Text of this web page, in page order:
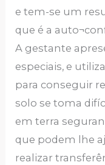
e tem-se um
que é a
A gestante
especiais, e
para conseguir
solo se toma
em terra
que podem lhe
realizar